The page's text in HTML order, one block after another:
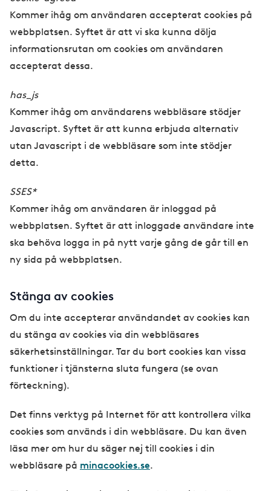
Kommer ihåg om användaren accepterat cookies på
webbplatsen. Syftet är att vi ska kunna dölja
informationsrutan om cookies om användaren
accepterat dessa.
has_js
Kommer ihåg om användarens webbläsare stödjer
Javascript. Syftet är att kunna erbjuda alternativ
utan Javascript i de webbläsare som inte stödjer
detta.
SSES*
Kommer ihåg om användaren är inloggad på
webbplatsen. Syftet är att inloggade användare inte
ska behöva logga in på nytt varje gång de går till en
ny sida på webbplatsen.
Stänga av cookies
Om du inte accepterar användandet av cookies kan
du stänga av cookies via din webbläsares
säkerhetsinställningar. Tar du bort cookies kan vissa
funktioner i tjänsterna sluta fungera (se ovan
förteckning).
Det finns verktyg på Internet för att kontrollera vilka
cookies som används i din webbläsare. Du kan även
läsa mer om hur du säger nej till cookies i din
webbläsare på minacookies.se.